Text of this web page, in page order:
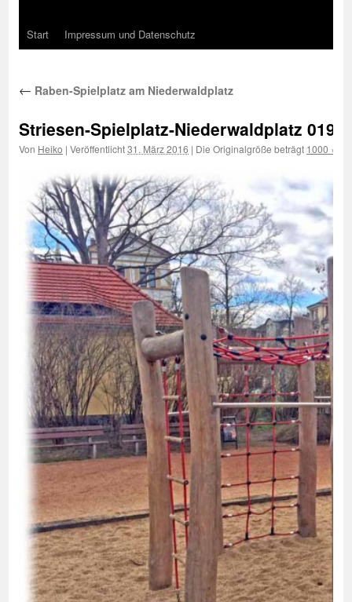
Start Impressum und Datenschutz
← Raben-Spielplatz am Niederwaldplatz
Striesen-Spielplatz-Niederwaldplatz 019
Von Heiko | Veröffentlicht31. März 2016 | Die Originalgröße beträgt 1000 ×